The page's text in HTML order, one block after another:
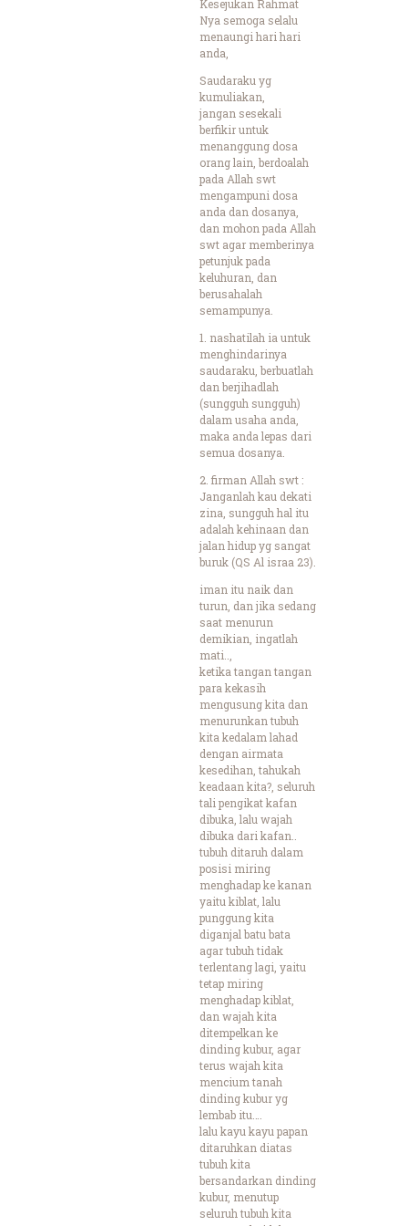
Kesejukan Rahmat
Nya semoga selalu
menaungi hari hari
anda,
Saudaraku yg
kumuliakan,
jangan sesekali
berfikir untuk
menanggung dosa
orang lain, berdoalah
pada Allah swt
mengampuni dosa
anda dan dosanya,
dan mohon pada Allah
swt agar memberinya
petunjuk pada
keluhuran, dan
berusahalah
semampunya.
1. nashatilah ia untuk
menghindarinya
saudaraku, berbuatlah
dan berjihadlah
(sungguh sungguh)
dalam usaha anda,
maka anda lepas dari
semua dosanya.
2. firman Allah swt :
Janganlah kau dekati
zina, sungguh hal itu
adalah kehinaan dan
jalan hidup yg sangat
buruk (QS Al israa 23).
iman itu naik dan
turun, dan jika sedang
saat menurun
demikian, ingatlah
mati..,
ketika tangan tangan
para kekasih
mengusung kita dan
menurunkan tubuh
kita kedalam lahad
dengan airmata
kesedihan, tahukah
keadaan kita?, seluruh
tali pengikat kafan
dibuka, lalu wajah
dibuka dari kafan..
tubuh ditaruh dalam
posisi miring
menghadap ke kanan
yaitu kiblat, lalu
punggung kita
diganjal batu bata
agar tubuh tidak
terlentang lagi, yaitu
tetap miring
menghadap kiblat,
dan wajah kita
ditempelkan ke
dinding kubur, agar
terus wajah kita
mencium tanah
dinding kubur yg
lembab itu….
lalu kayu kayu papan
ditaruhkan diatas
tubuh kita
bersandarkan dinding
kubur, menutup
seluruh tubuh kita